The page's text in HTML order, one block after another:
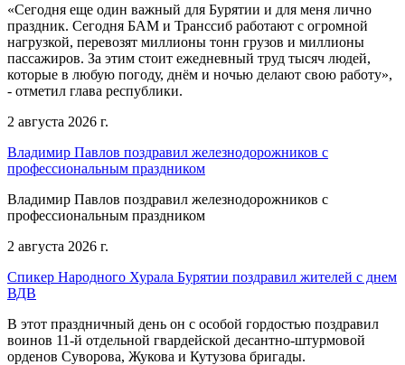
«Сегодня еще один важный для Бурятии и для меня лично
праздник. Сегодня БАМ и Транссиб работают с огромной
нагрузкой, перевозят миллионы тонн грузов и миллионы
пассажиров. За этим стоит ежедневный труд тысяч людей,
которые в любую погоду, днём и ночью делают свою работу»,
- отметил глава республики.
2 августа 2026 г.
Владимир Павлов поздравил железнодорожников с
профессиональным праздником
Владимир Павлов поздравил железнодорожников с
профессиональным праздником
2 августа 2026 г.
Спикер Народного Хурала Бурятии поздравил жителей с днем
ВДВ
В этот праздничный день он с особой гордостью поздравил
воинов 11-й отдельной гвардейской десантно-штурмовой
орденов Суворова, Жукова и Кутузова бригады.